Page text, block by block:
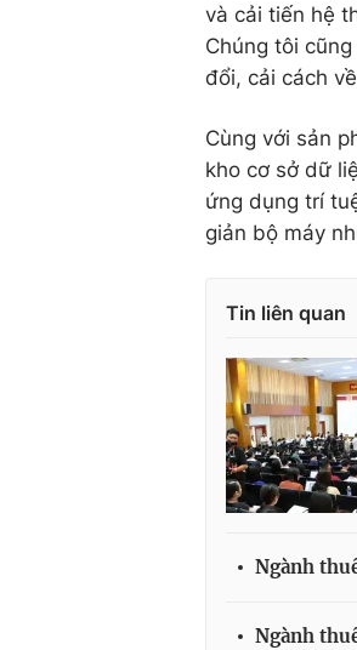
và cải tiến hệ
Chúng tôi
đổi, cải cách
Cùng với sản
kho cơ sở dữ
ứng dụng trí
giản bộ máy
Tin liên quan
Ngành
Ngành